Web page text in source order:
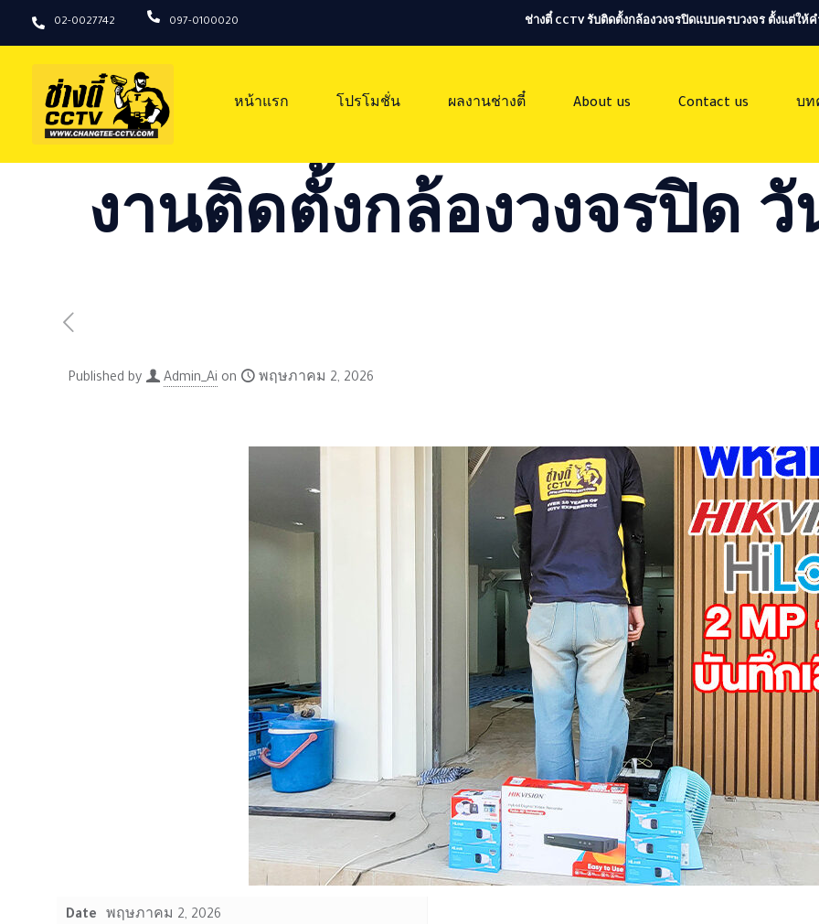
02-0027742 097-0100020 ช่างตี๋ CCTV รับติดตั้งกล้องวงจรปิดแบบครบวงจร ตั้งแต่
หน้าแรก โปรโมชั่น ผลงานช่างตี๋ About us Contact us บท
งานติดตั้งกล้องวงจรปิด วั
Published by Admin_Ai on พฤษภาคม 2, 2026
Date พฤษภาคม 2, 2026